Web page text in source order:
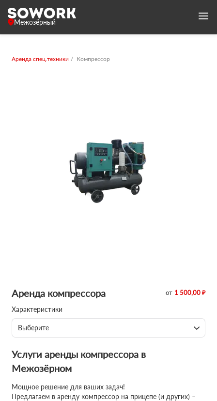
Межозёрный
Аренда спец.техники Компрессор
Аренда компрессора от 1 500,00 ₽
Характеристики
Выберите
Услуги аренды компрессора в
Межозёрном
Мощное решение для ваших задач!
Предлагаем в аренду компрессор на прицепе (и других) –